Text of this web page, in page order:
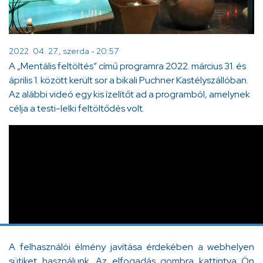
A felhasználói élmény javítása érdekében a webhelyen
2022. 04. 27., szerda - 20:57
A „Mentális feltöltés” című programra 2022. március 31. és
április 1. között került sor a bikali Puchner Kastélyszállóban.
Az alábbi videó egy kis ízelítőt ad a programból,amelynek
célja a testi-lelki feltöltődés volt.